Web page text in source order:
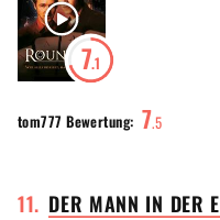
7.1
tom777 Bewertung: 7.5
11. DER MANN IN DER